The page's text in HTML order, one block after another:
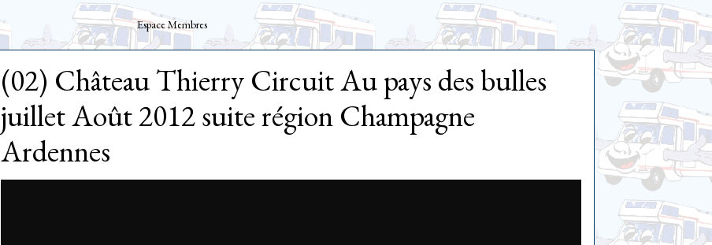
Espace Membres
(02) Château Thierry Circuit Au pays des bulles
juillet Août 2012 suite région Champagne
Ardennes